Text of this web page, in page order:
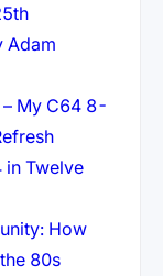
Adam
Tab)
My C64 8-
(öffnet in
Twelve
Tab)
How
80s